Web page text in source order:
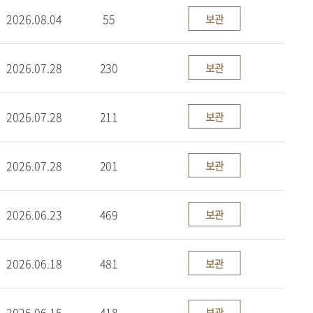
2026.08.04 55 보관
2026.07.28 230 보관
2026.07.28 211 보관
2026.07.28 201 보관
2026.06.23 469 보관
2026.06.18 481 보관